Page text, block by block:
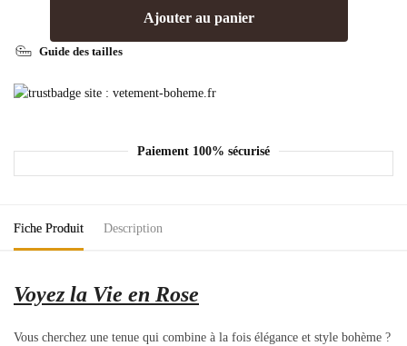
Ajouter au panier
Guide des tailles
Paiement 100% sécurisé
Fiche Produit Description
Voyez la Vie en Rose
Vous cherchez une tenue qui combine à la fois élégance et style bohème ?